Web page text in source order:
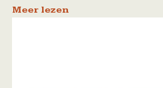
Meer lezen